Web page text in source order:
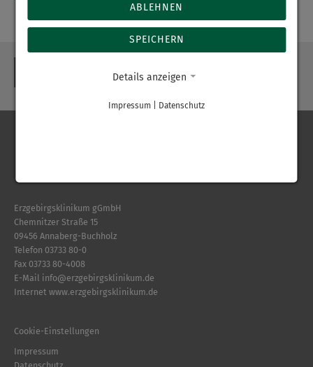
Erzgebirgsklinikum gGmbH
Chemnitzer Straße 15
09456 Annaberg-Buchholz
Telefon 03733 80-0
Fax 03733 80-4008
E-Mail info@erzgebirgsklinikum.de
Internet www.erzgebirgsklinikum.de
Cookie-Einstellungen
Impressum
ABLEHNEN
SPEICHERN
Details anzeigen
Impressum Datenschutz